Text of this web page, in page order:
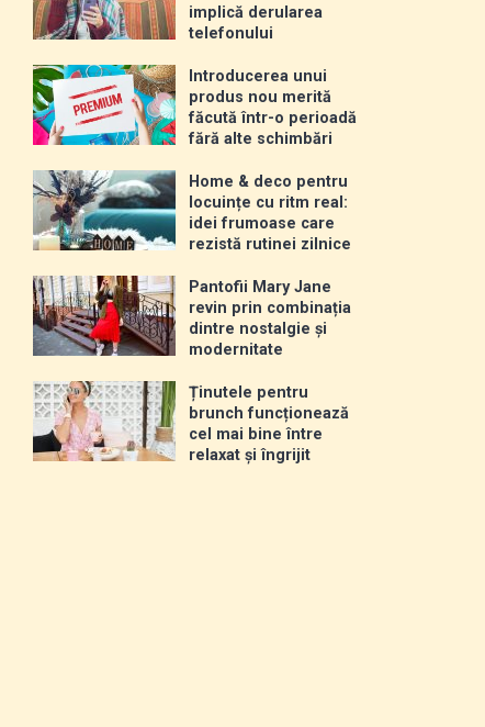
implică derularea
telefonului
Introducerea unui
produs nou merită
făcută într-o perioadă
fără alte schimbări
Home & deco pentru
locuințe cu ritm real:
idei frumoase care
rezistă rutinei zilnice
Pantofii Mary Jane
revin prin combinația
dintre nostalgie și
modernitate
Ținutele pentru
brunch funcționează
cel mai bine între
relaxat și îngrijit